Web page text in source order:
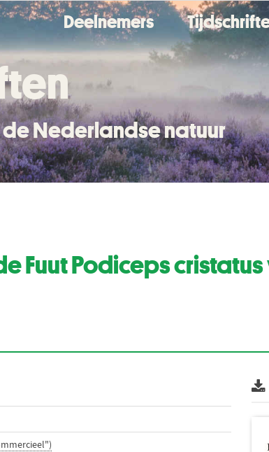
Deelnemers
Nederlandse natuur
Fuut Podiceps